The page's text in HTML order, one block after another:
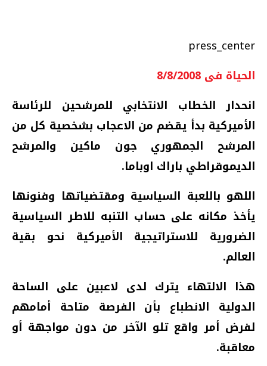
press_center
الحياة فى 8/8/2008
انحدار الخطاب الانتخابي للمرشحين للرئاسة
الأميركية بدأ يقضم من الاعجاب بشخصية كل من
المرشح الجمهوري جون ماكين والمرشح
الديموقراطي باراك اوباما.
اللهو باللعبة السياسية ومقتضياتها وفنونها
يأخذ مكانه على حساب التنبه للاطر السياسية
الضرورية للاستراتيجية الأميركية نحو بقية
العالم.
هذا الالتهاء يترك لدى لاعبين على الساحة
الدولية الانطباع بأن الفرصة متاحة أمامهم
لفرض أمر واقع تلو الآخر من دون مواجهة أو
معاقبة.